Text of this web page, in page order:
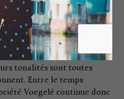
environnants.
aujourd’hui est un bon
Bossu de Notre-Dame). La
des cultes affaiblit la
de communication de
tonalités sont toutes
Entre le temps
Voegelé continue donc